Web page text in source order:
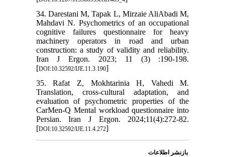
34. Darestani M, Tapak L, Mirzaie AliAbadi M,
Mahdavi N. Psychometrics of an occupational
cognitive failures questionnaire for heavy
machinery operators in road and urban
construction: a study of validity and reliability.
Iran J Ergon. 2023; 11 (3) :190-198.
[DOI:10.32592/IJE.11.3.190]
35. Rafat Z, Mokhtarinia H, Vahedi M.
Translation, cross-cultural adaptation, and
evaluation of psychometric properties of the
CarMen-Q Mental workload questionnaire into
Persian. Iran J Ergon. 2024;11(4):272-82.
[DOI:10.32592/IJE.11.4.272]
بازنشر اطلاعات